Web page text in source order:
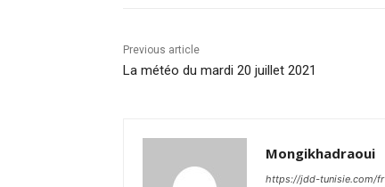
Previous article
La météo du mardi 20 juillet 2021
Mongikhadraoui
https://jdd-tunisie.com/fr